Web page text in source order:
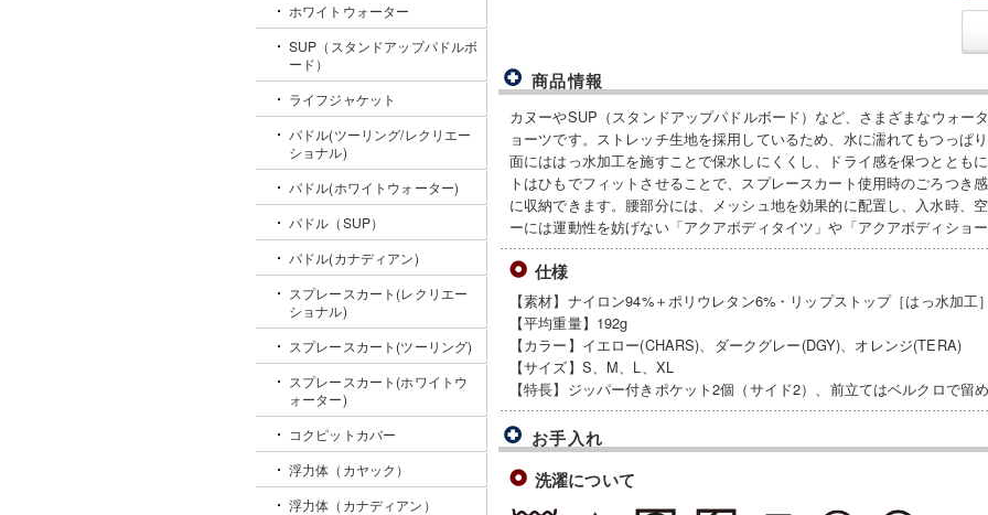
商品情報
カヌーやSUP（スタンドアップパドルボード）など、さまざまなウォー
ョーツです。ストレッチ生地を採用しているため、水に濡れてもつっぱ
面にははっ水加工を施すことで保水しにくくし、ドライ感を保つととも
トはひもでフィットさせることで、スプレースカート使用時のごろつき
に収納できます。腰部分には、メッシュ地を効果的に配置し、入水時、
ーには運動性を妨げない「アクアボディタイツ」や「アクアボディショ
仕様
【素材】ナイロン94%＋ポリウレタン6%・リップストップ［はっ水加工］
【平均重量】192g
【カラー】イエロー(CHARS)、ダークグレー(DGY)、オレンジ(TERA)
【サイズ】S、M、L、XL
【特長】ジッパー付きポケット2個（サイド2）、前立てはベルクロで留
お手入れ
洗濯について
ホワイトウォーター
SUP（スタンドアップパドルボ
ード）
ライフジャケット
パドル(ツーリング/レクリエー
ショナル)
パドル(ホワイトウォーター)
パドル（SUP）
パドル(カナディアン)
スプレースカート(レクリエー
ショナル)
スプレースカート(ツーリング)
スプレースカート(ホワイトウ
ォーター)
コクピットカバー
浮力体（カヤック）
浮力体（カナディアン）